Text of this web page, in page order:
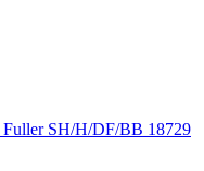
SH/H/DF/BB 18729